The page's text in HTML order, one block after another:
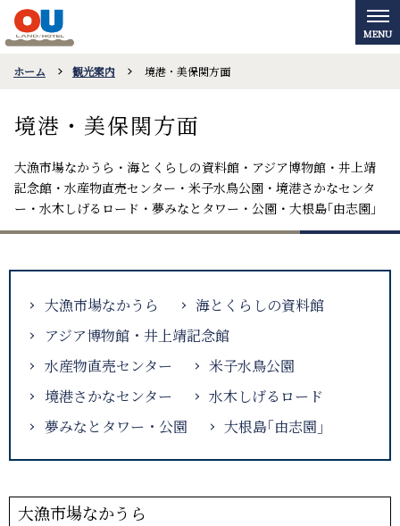
おーゆ・ランド
0859-31-2666
ホーム 観光案内 境港・美保関方面
境港・美保関方面
大漁市場なかうら・海とくらしの資料館・アジア博物館・井上靖
記念館・水産物直売センター・米子水鳥公園・境港さかなセンタ
ー・水木しげるロード・夢みなとタワー・公園・大根島｢由志園｣
大漁市場なかうら
海とくらしの資料館
アジア博物館・井上靖記念館
水産物直売センター
米子水鳥公園
境港さかなセンター
水木しげるロード
夢みなとタワー・公園
大根島｢由志園｣
大漁市場なかうら